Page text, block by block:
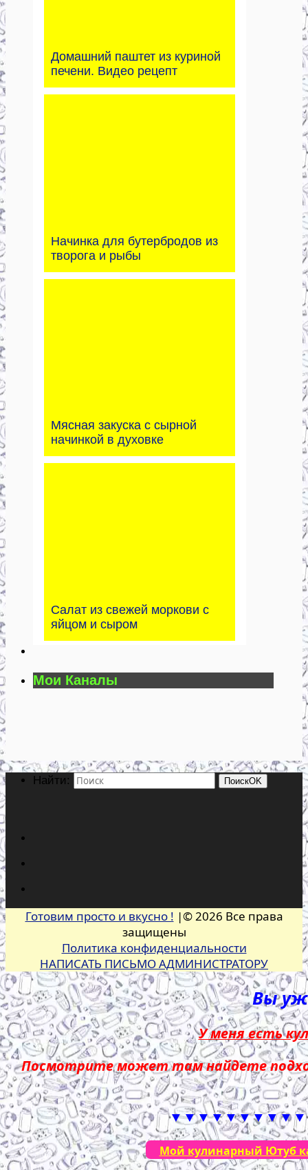
Домашний паштет из куриной
печени. Видео рецепт
Начинка для бутербродов из
творога и рыбы
Мясная закуска с сырной
начинкой в духовке
Салат из свежей моркови с
яйцом и сыром
Мои Каналы
Найти: ПоискOK
Готовим просто и вкусно ! |© 2026 Все права
защищены
Политика конфиденциальности
НАПИСАТЬ ПИСЬМО АДМИНИСТРАТОРУ
Вы
У меня есть
Посмотрите может там найдете
Мой кулинарный Ютуб